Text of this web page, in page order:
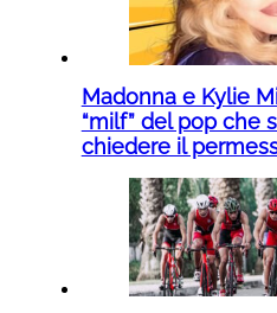
Madonna e Kylie
“milf” del pop che
chiedere il